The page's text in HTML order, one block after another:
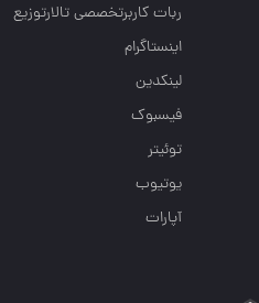
ربات کاربرتخصصی تالارتوزیع
اینستاگرام
لینکدین
فیسبوک
توئیتر
یوتیوب
آپارات